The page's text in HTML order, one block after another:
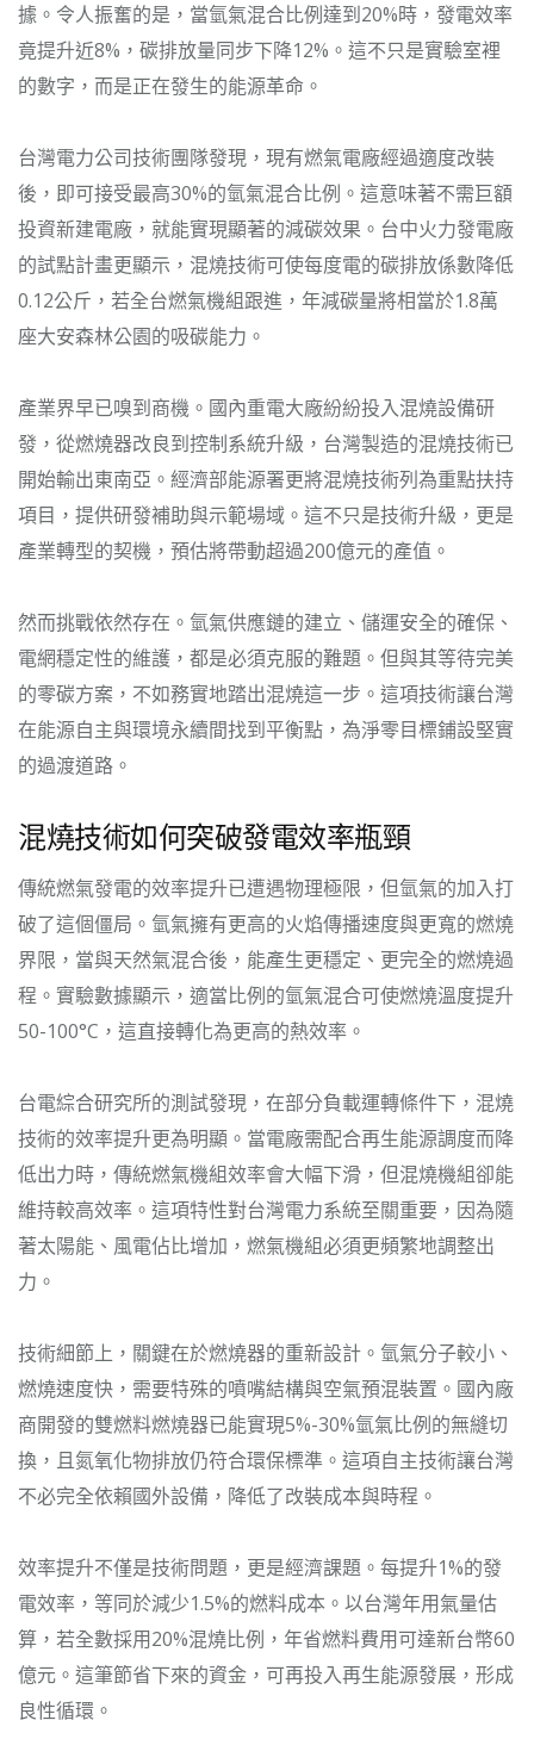
據。令人振奮的是，當氫氣混合比例達到20%時，發電效率
竟提升近8%，碳排放量同步下降12%。這不只是實驗室裡
的數字，而是正在發生的能源革命。
台灣電力公司技術團隊發現，現有燃氣電廠經過適度改裝
後，即可接受最高30%的氫氣混合比例。這意味著不需巨額
投資新建電廠，就能實現顯著的減碳效果。台中火力發電廠
的試點計畫更顯示，混燒技術可使每度電的碳排放係數降低
0.12公斤，若全台燃氣機組跟進，年減碳量將相當於1.8萬
座大安森林公園的吸碳能力。
產業界早已嗅到商機。國內重電大廠紛紛投入混燒設備研
發，從燃燒器改良到控制系統升級，台灣製造的混燒技術已
開始輸出東南亞。經濟部能源署更將混燒技術列為重點扶持
項目，提供研發補助與示範場域。這不只是技術升級，更是
產業轉型的契機，預估將帶動超過200億元的產值。
然而挑戰依然存在。氫氣供應鏈的建立、儲運安全的確保、
電網穩定性的維護，都是必須克服的難題。但與其等待完美
的零碳方案，不如務實地踏出混燒這一步。這項技術讓台灣
在能源自主與環境永續間找到平衡點，為淨零目標鋪設堅實
的過渡道路。
混燒技術如何突破發電效率瓶頸
傳統燃氣發電的效率提升已遭遇物理極限，但氫氣的加入打
破了這個僵局。氫氣擁有更高的火焰傳播速度與更寬的燃燒
界限，當與天然氣混合後，能產生更穩定、更完全的燃燒過
程。實驗數據顯示，適當比例的氫氣混合可使燃燒溫度提升
50-100°C，這直接轉化為更高的熱效率。
台電綜合研究所的測試發現，在部分負載運轉條件下，混燒
技術的效率提升更為明顯。當電廠需配合再生能源調度而降
低出力時，傳統燃氣機組效率會大幅下滑，但混燒機組卻能
維持較高效率。這項特性對台灣電力系統至關重要，因為隨
著太陽能、風電佔比增加，燃氣機組必須更頻繁地調整出
力。
技術細節上，關鍵在於燃燒器的重新設計。氫氣分子較小、
燃燒速度快，需要特殊的噴嘴結構與空氣預混裝置。國內廠
商開發的雙燃料燃燒器已能實現5%-30%氫氣比例的無縫切
換，且氮氧化物排放仍符合環保標準。這項自主技術讓台灣
不必完全依賴國外設備，降低了改裝成本與時程。
效率提升不僅是技術問題，更是經濟課題。每提升1%的發
電效率，等同於減少1.5%的燃料成本。以台灣年用氣量估
算，若全數採用20%混燒比例，年省燃料費用可達新台幣60
億元。這筆節省下來的資金，可再投入再生能源發展，形成
良性循環。